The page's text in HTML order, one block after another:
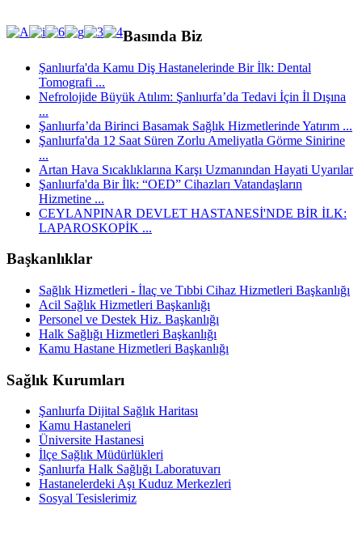
Basında Biz
Şanlıurfa'da Kamu Diş Hastanelerinde Bir İlk: Dental
Tomografi ...
Nefrolojide Büyük Atılım: Şanlıurfa’da Tedavi İçin İl Dışına
...
Şanlıurfa’da Birinci Basamak Sağlık Hizmetlerinde Yatırım ...
Şanlıurfa'da 12 Saat Süren Zorlu Ameliyatla Görme Sinirine
...
Artan Hava Sıcaklıklarına Karşı Uzmanından Hayati Uyarılar
Şanlıurfa'da Bir İlk: “OED” Cihazları Vatandaşların
Hizmetine ...
CEYLANPINAR DEVLET HASTANESİ'NDE BİR İLK:
LAPAROSKOPİK ...
Başkanlıklar
Sağlık Hizmetleri - İlaç ve Tıbbi Cihaz Hizmetleri Başkanlığı
Acil Sağlık Hizmetleri Başkanlığı
Personel ve Destek Hiz. Başkanlığı
Halk Sağlığı Hizmetleri Başkanlığı
Kamu Hastane Hizmetleri Başkanlığı
Sağlık Kurumları
Şanlıurfa Dijital Sağlık Haritası
Kamu Hastaneleri
Üniversite Hastanesi
İlçe Sağlık Müdürlükleri
Şanlıurfa Halk Sağlığı Laboratuvarı
Hastanelerdeki Aşı Kuduz Merkezleri
Sosyal Tesislerimiz